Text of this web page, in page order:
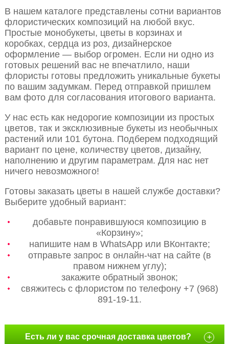
В нашем каталоге представлены сотни вариантов
флористических композиций на любой вкус.
Простые монобукеты, цветы в корзинах и
коробках, сердца из роз, дизайнерское
оформление — выбор огромен. Если ни одно из
готовых решений вас не впечатлило, наши
флористы готовы предложить уникальные букеты
по вашим задумкам. Перед отправкой пришлем
вам фото для согласования итогового варианта.
У нас есть как недорогие композиции из простых
цветов, так и эксклюзивные букеты из необычных
растений или 101 бутона. Подберем подходящий
вариант по цене, количеству цветов, дизайну,
наполнению и другим параметрам. Для нас нет
ничего невозможного!
Готовы заказать цветы в нашей службе доставки?
Выберите удобный вариант:
добавьте понравившуюся композицию в
«Корзину»;
напишите нам в WhatsApp или ВКонтакте;
отправьте запрос в онлайн-чат на сайте (в
правом нижнем углу);
закажите обратный звонок;
свяжитесь с флористом по телефону +7 (968)
891-19-11.
Есть ли у вас срочная доставка цветов? +